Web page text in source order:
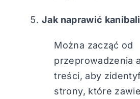
Jak naprawić
Można zacząć od
przeprowadzenia
treści, aby
strony, które